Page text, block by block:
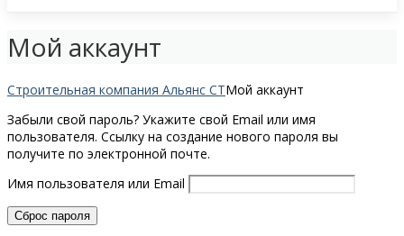
Мой аккаунт
Строительная компания Альянс СТМой аккаунт
Забыли свой пароль? Укажите свой Email или имя
пользователя. Ссылку на создание нового пароля вы
получите по электронной почте.
Имя пользователя или Email
Сброс пароля